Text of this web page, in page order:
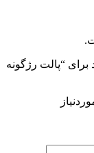
“پالت رژگونه